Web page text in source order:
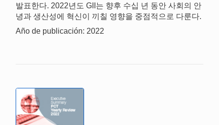
발표한다. 2022년도 GII는 향후 수십 년 동안 사회의 안
녕과 생산성에 혁신이 끼칠 영향을 중점적으로 다룬다.
Año de publicación: 2022